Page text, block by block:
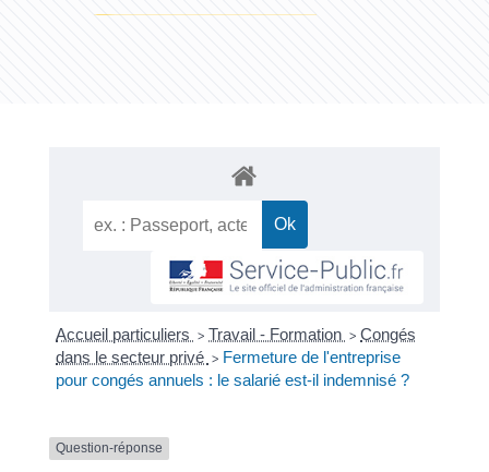
Accueil particuliers > Travail - Formation > Congés
dans le secteur privé > Fermeture de l'entreprise
pour congés annuels : le salarié est-il indemnisé ?
Question-réponse